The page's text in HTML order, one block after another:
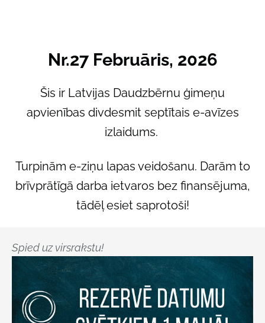
Nr.27 Februāris, 2026
Šis ir Latvijas Daudzbērnu ģimeņu
apvienības divdesmit septītais e-avīzes
izlaidums.
Turpinām e-ziņu lapas veidošanu. Darām to
brīvprātīgā darba ietvaros bez finansējuma,
tādēļ esiet saprotoši!
Spied uz virsrakstu!